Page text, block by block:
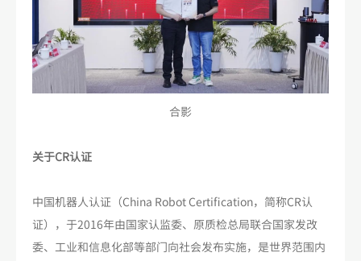
合影
关于CR认证
中国机器人认证（China Robot Certification，简称CR认
证），于2016年由国家认监委、原质检总局联合国家发改
委、工业和信息化部等部门向社会发布实施，是世界范围内